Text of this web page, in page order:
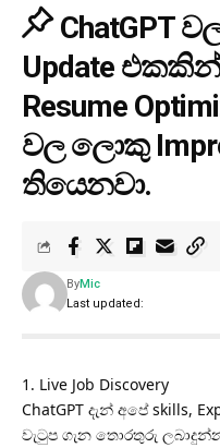
ChatGPT
Update එකකින්
Resume
වල ලොකු
තියෙනවා.
Last updated:
ByMic
1. Live Job Discovery
ChatGPT දැන් අපේ skills,
වැටුප ගැන තොරතුරු